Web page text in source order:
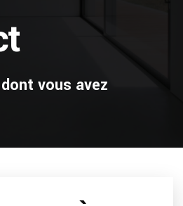
vous avez